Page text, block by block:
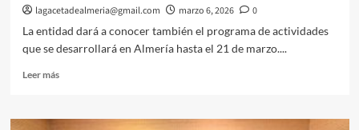
lagacetadealmeria@gmail.com marzo 6, 2026
0
La entidad dará a conocer también el programa de actividades
que se desarrollará en Almería hasta el 21 de marzo....
Leer másLeer
Asalsido